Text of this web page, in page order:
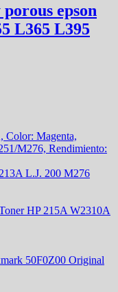
epson
L365 L395
L.J. 200 M276
HP 215A W2310A
50F0Z00 Original